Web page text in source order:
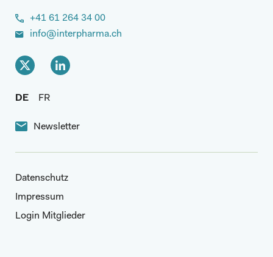
+41 61 264 34 00
info@interpharma.ch
DE FR
Newsletter
Datenschutz
Impressum
Login Mitglieder